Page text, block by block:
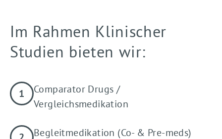
Im Rahmen Klinischer
Studien bieten wir:
Comparator Drugs /
Vergleichsmedikation
Begleitmedikation (Co- & Pre-meds)